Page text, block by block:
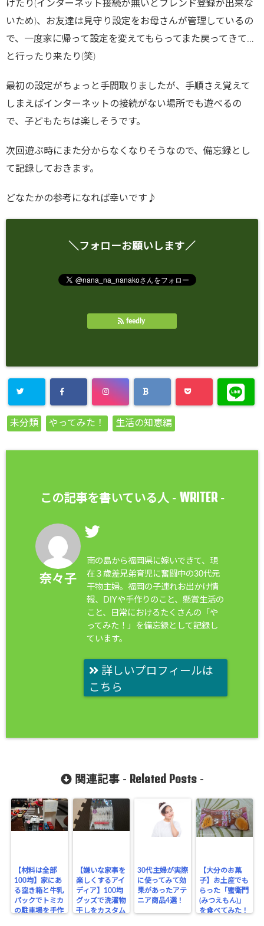
げたり(インターネット接続が無いとフレンド登録が出来な
いため)、お友達は見守り設定をお母さんが管理しているの
で、一度家に帰って設定を変えてもらってまた戻ってきて…
と行ったり来たり(笑)
最初の設定がちょっと手間取りましたが、手順さえ覚えて
しまえばインターネットの接続がない場所でも遊べるの
で、子どもたちは楽しそうです。
次回遊ぶ時にまた分からなくなりそうなので、備忘録とし
て記録しておきます。
どなたかの参考になれば幸いです♪
＼フォローお願いします／
feedly
未分類 やってみた！ 生活の知恵編
この記事を書いている人 - WRITER-
奈々子
南の島から福岡県に嫁いできて、現
在３歳差兄弟育児に奮闘中の30代元
干物主婦。福岡の子連れお出かけ情
報、DIYや手作りのこと、懸賞生活の
こと、日常におけるたくさんの「や
ってみた！」を備忘録として記録し
ています。
詳しいプロフィールは
こちら
関連記事 - Related Posts-
【材料は全部
100均】家にあ
る空き箱と牛乳
パックでトミカ
の駐車場を手作
【嫌いな家事を
楽しくするアイ
ディア】100均
グッズで洗濯物
干しをカスタム
30代主婦が実際
に使ってみて効
果があったアテ
ニア商品4選！
【大分のお菓
子】お土産でも
らった「蜜衛門
(みつえもん)」
を食べてみた！